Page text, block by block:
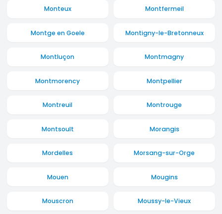
Monteux Montfermeil
Montge en Goele Montigny-le-Bretonneux
Montluçon Montmagny
Montmorency Montpellier
Montreuil Montrouge
Montsoult Morangis
Mordelles Morsang-sur-Orge
Mouen Mougins
Mouscron Moussy-le-Vieux